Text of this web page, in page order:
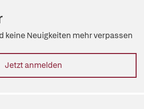
keine Neuigkeiten mehr verpassen
Jetzt anmelden